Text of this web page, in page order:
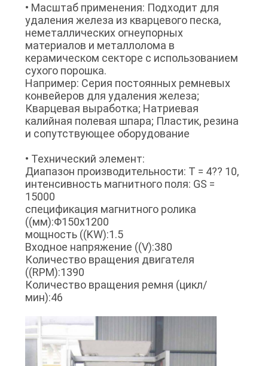
• Масштаб применения: Подходит для
удаления железа из кварцевого песка,
неметаллических огнеупорных
материалов и металлолома в
керамическом секторе с использованием
сухого порошка.
Например: Серия постоянных ремневых
конвейеров для удаления железа;
Кварцевая выработка; Натриевая
калийная полевая шпара; Пластик, резина
и сопутствующее оборудование
• Технический элемент:
Диапазон производительности: T = 4?? 10,
интенсивность магнитного поля: GS =
15000
спецификация магнитного ролика
((мм):Φ150x1200
мощность ((KW):1.5
Входное напряжение ((V):380
Количество вращения двигателя
((RPM):1390
Количество вращения ремня (цикл/
мин):46